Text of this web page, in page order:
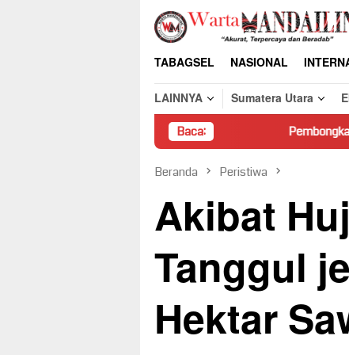
Loncat
konten
TABAGSEL NASIONAL
LAINNYA
Sumatera Utara
Baca:
Pembongkaran Paksa Rumah
Beranda Peristiwa
Akibat
Tanggul
Hektar